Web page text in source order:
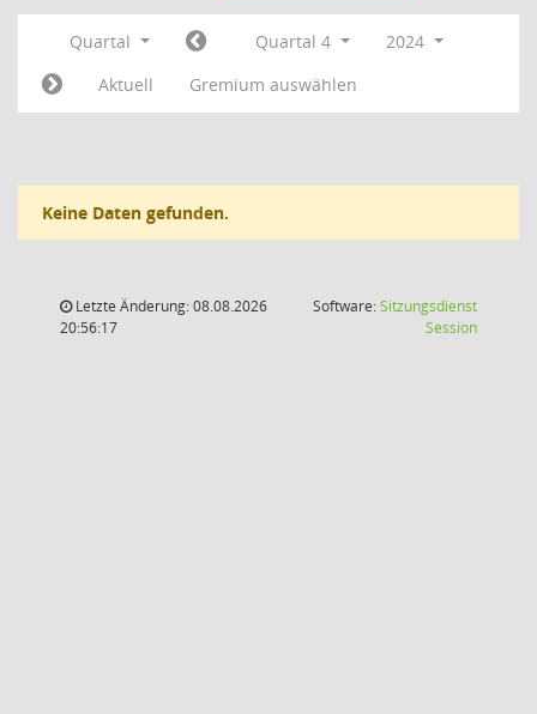
Quartal Quartal 4
2024
Aktuell
Gremium auswählen
Keine Daten gefunden.
Letzte Änderung: 08.08.2026
20:56:17
Software:Sitzungsdienst
Session(Wird in